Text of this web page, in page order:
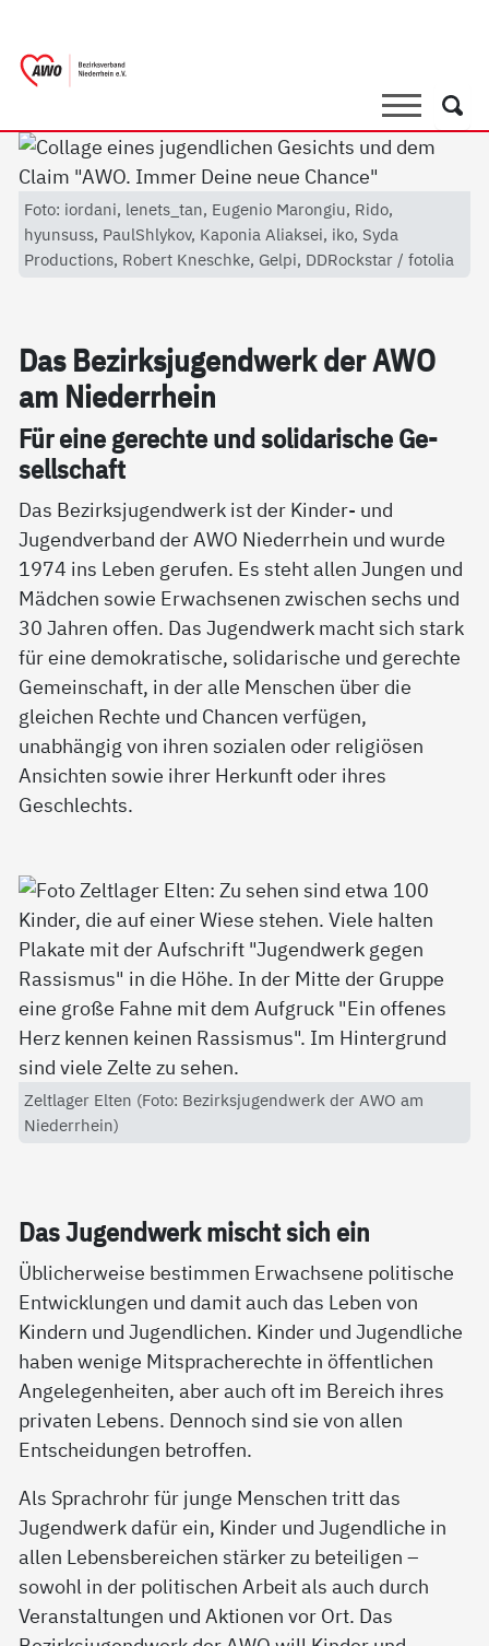
SucheSuche
Foto: iordani, lenets_tan, Eugenio Marongiu, Rido,
hyunsuss, PaulShlykov, Kaponia Aliaksei, iko, Syda
Productions, Robert Kneschke, Gelpi, DDRockstar / fotolia
Das Be­zirks­ju­gend­werk der AWO
am Nie­der­r­hein
Für ei­ne ge­rech­te und so­li­da­ri­sche Ge­
sell­schaft
Das Bezirksjugendwerk ist der Kinder- und
Jugendverband der AWO Niederrhein und wurde
1974 ins Leben gerufen. Es steht allen Jungen und
Mädchen sowie Erwachsenen zwischen sechs und
30 Jahren offen. Das Jugendwerk macht sich stark
für eine demokratische, solidarische und gerechte
Gemeinschaft, in der alle Menschen über die
gleichen Rechte und Chancen verfügen,
unabhängig von ihren sozialen oder religiösen
Ansichten sowie ihrer Herkunft oder ihres
Geschlechts.
Zeltlager Elten (Foto: Bezirksjugendwerk der AWO am
Niederrhein)
Das Ju­gend­werk mischt sich ein
Üblicherweise bestimmen Erwachsene politische
Entwicklungen und damit auch das Leben von
Kindern und Jugendlichen. Kinder und Jugendliche
haben wenige Mitspracherechte in öffentlichen
Angelegenheiten, aber auch oft im Bereich ihres
privaten Lebens. Dennoch sind sie von allen
Entscheidungen betroffen.
Als Sprachrohr für junge Menschen tritt das
Jugendwerk dafür ein, Kinder und Jugendliche in
allen Lebensbereichen stärker zu beteiligen –
sowohl in der politischen Arbeit als auch durch
Veranstaltungen und Aktionen vor Ort. Das